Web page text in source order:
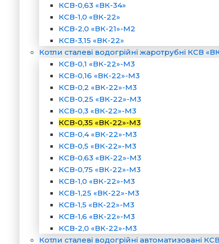
КСВ-0,63 «ВК-34»
КСВ-1,0 «ВК-22»
КСВ-2,0 «ВК-21»-М2
КСВ-3,15 «ВК-22»
Котли сталеві водогрійні жаротрубні КСВ
КСВ-0,1 «ВК-22»-М3
КСВ-0,16 «ВК-22»-М3
КСВ-0,2 «ВК-22»-М3
КСВ-0,25 «ВК-22»-М3
КСВ-0,3 «ВК-22»-М3
КСВ-0,35 «ВК-22»-М3
КСВ-0,4 «ВК-22»-М3
КСВ-0,5 «ВК-22»-М3
КСВ-0,63 «ВК-22»-М3
КСВ-0,75 «ВК-22»-М3
КСВ-1,0 «ВК-22»-М3
КСВ-1,25 «ВК-22»-М3
КСВ-1,5 «ВК-22»-М3
КСВ-1,6 «ВК-22»-М3
КСВ-2,0 «ВК-22»-М3
Котли сталеві водогрійні автоматизовані